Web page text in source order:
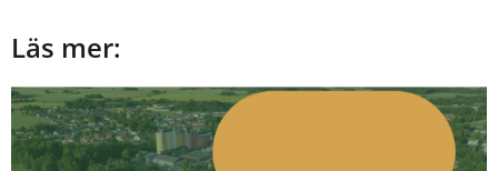
Läs mer: